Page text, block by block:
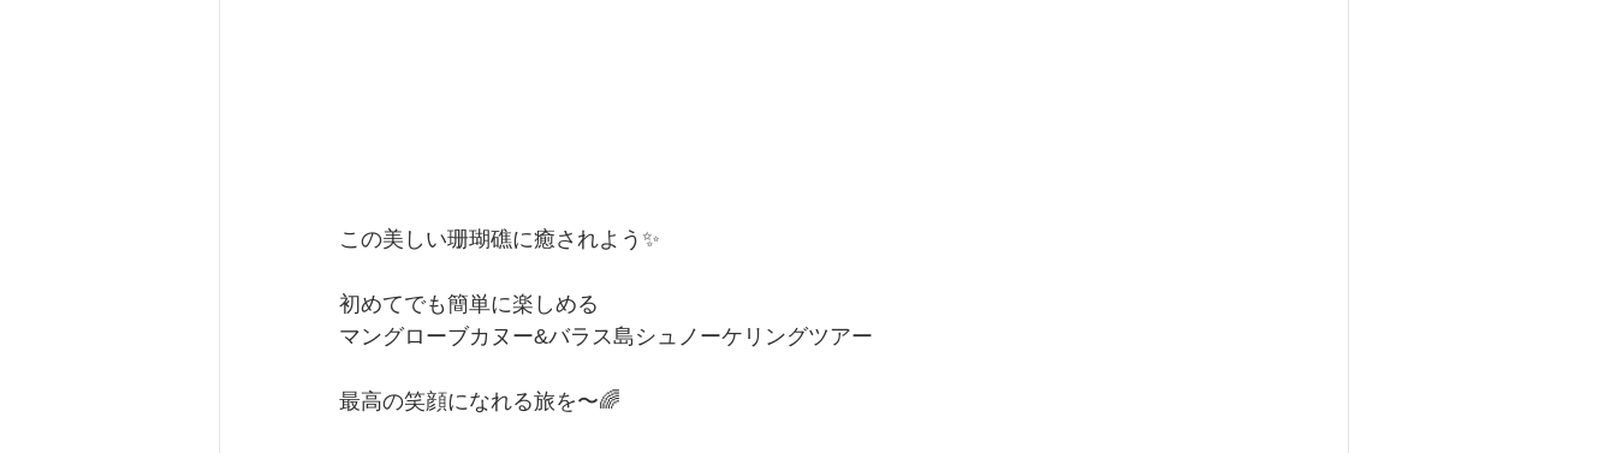
この美しい珊瑚礁に癒されよう✨
初めてでも簡単に楽しめる
マングローブカヌー&バラス島シュノーケリングツアー
最高の笑顔になれる旅を〜🌈